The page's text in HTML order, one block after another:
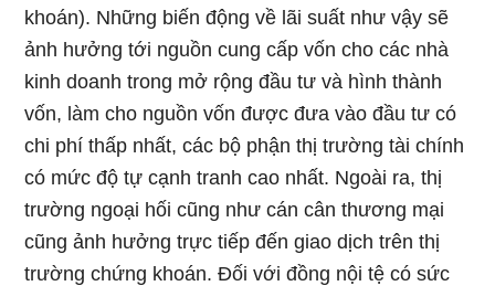
khoán). Những biến động về lãi suất như vậy sẽ
ảnh hưởng tới nguồn cung cấp vốn cho các nhà
kinh doanh trong mở rộng đầu tư và hình thành
vốn, làm cho nguồn vốn được đưa vào đầu tư có
chi phí thấp nhất, các bộ phận thị trường tài chính
có mức độ tự cạnh tranh cao nhất. Ngoài ra, thị
trường ngoại hối cũng như cán cân thương mại
cũng ảnh hưởng trực tiếp đến giao dịch trên thị
trường chứng khoán. Đối với đồng nội tệ có sức